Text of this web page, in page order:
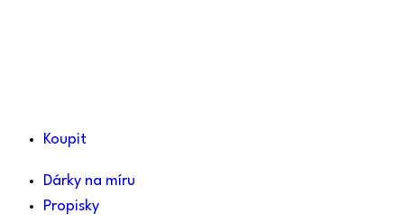
Koupit
Dárky na míru
Propisky